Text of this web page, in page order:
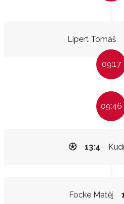
Lipert Tomáš
09:17
09:46
13:4
Focke Matěj